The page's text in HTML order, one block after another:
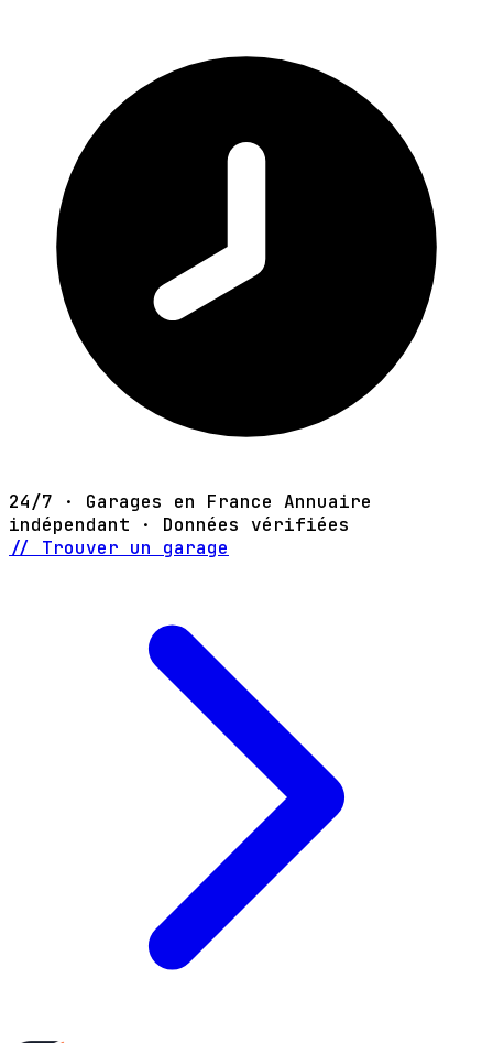
24/7 · Garages en France Annuaire
indépendant · Données vérifiées
// Trouver un garage